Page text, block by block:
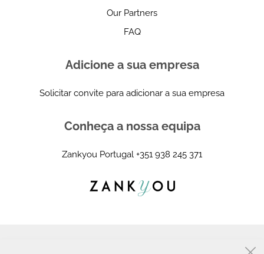
Our Partners
FAQ
Adicione a sua empresa
Solicitar convite para adicionar a sua empresa
Conheça a nossa equipa
Zankyou Portugal +351 938 245 371